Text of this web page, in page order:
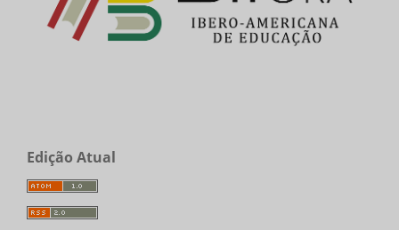
Edição Atual